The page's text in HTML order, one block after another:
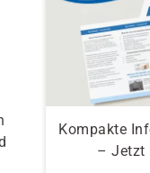
Kompakte
– Jetzt